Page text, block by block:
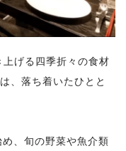
上げる四季折々の食材
、落ち着いたひとと
、旬の野菜や魚介類